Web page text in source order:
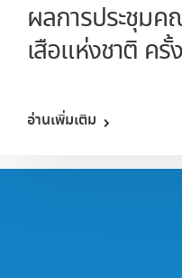
ผลการประชุมค
เสือแห่งชาติ ค
อ่านเพิ่มเติม